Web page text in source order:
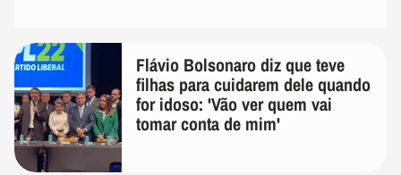
Flávio Bolsonaro diz que teve
filhas para cuidarem dele quando
for idoso: 'Vão ver quem vai
tomar conta de mim'